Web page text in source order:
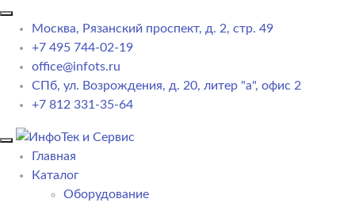
Москва, Рязанский проспект, д. 2, стр. 49
+7 495 744-02-19
office@infots.ru
СПб, ул. Возрождения, д. 20, литер "a", офис 2
+7 812 331-35-64
Главная
Каталог
Оборудование